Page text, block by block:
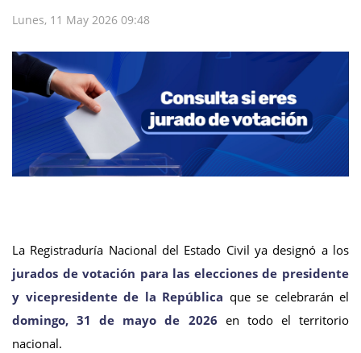
Lunes, 11 May 2026 09:48
La Registraduría Nacional del Estado Civil ya designó a los
jurados de votación para las elecciones de presidente
y vicepresidente de la República que se celebrarán el
domingo, 31 de mayo de 2026 en todo el territorio
nacional.